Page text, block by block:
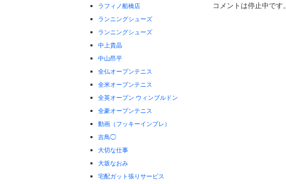
コメントは停止中です。
ラフィノ船橋店
ランニングシューズ
ランニングシューズ
中上貴晶
中山昂平
全仏オープンテニス
全米オープンテニス
全英オープン ウィンブルドン
全豪オープンテニス
動画（フッキーインプレ）
吉鳥◯
大切な仕事
大坂なおみ
宅配ガット張りサービス